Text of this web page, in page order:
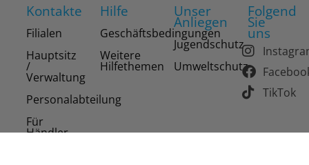
Kontakte
Filialen
Hauptsitz
/
Verwaltung
Personalabteilung
Für
Händler
Hilfe
Geschäftsbedingungen
Weitere
Hilfethemen
Unser
Anliegen
Jugendschutz
Umweltschutz
Folgend
Sie
uns
TikTok